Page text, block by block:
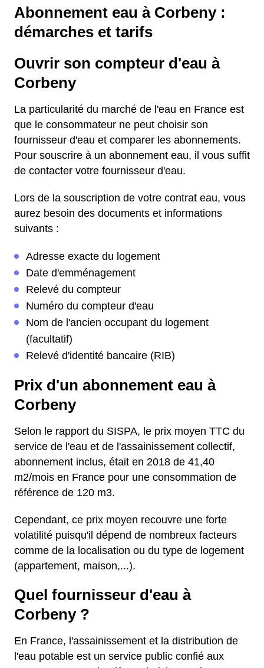
Abonnement eau à Corbeny :
démarches et tarifs
Ouvrir son compteur d'eau à
Corbeny
La particularité du marché de l'eau en France est
que le consommateur ne peut choisir son
fournisseur d'eau et comparer les abonnements.
Pour souscrire à un abonnement eau, il vous suffit
de contacter votre fournisseur d'eau.
Lors de la souscription de votre contrat eau, vous
aurez besoin des documents et informations
suivants :
Adresse exacte du logement
Date d'emménagement
Relevé du compteur
Numéro du compteur d'eau
Nom de l'ancien occupant du logement
(facultatif)
Relevé d'identité bancaire (RIB)
Prix d'un abonnement eau à
Corbeny
Selon le rapport du SISPA, le prix moyen TTC du
service de l'eau et de l'assainissement collectif,
abonnement inclus, était en 2018 de 41,40
m2/mois en France pour une consommation de
référence de 120 m3.
Cependant, ce prix moyen recouvre une forte
volatilité puisqu'il dépend de nombreux facteurs
comme de la localisation ou du type de logement
(appartement, maison,...).
Quel fournisseur d'eau à
Corbeny ?
En France, l'assainissement et la distribution de
l'eau potable est un service public confié aux